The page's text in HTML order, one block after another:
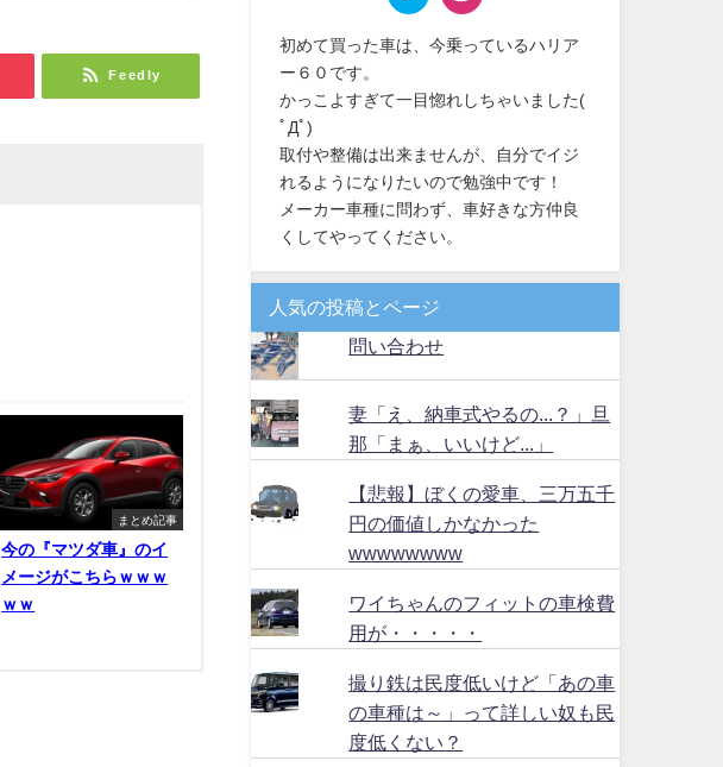
Feedly
まとめ記事
今の『マツダ車』のイ
メージがこちらｗｗｗ
ｗｗ
初めて買った車は、今乗っているハリア
ー６０です。
かっこよすぎて一目惚れしちゃいました(
ﾟДﾟ)
取付や整備は出来ませんが、自分でイジ
れるようになりたいので勉強中です！
メーカー車種に問わず、車好きな方仲良
くしてやってください。
人気の投稿とページ
問い合わせ
妻「え、納車式やるの...？」旦
那「まぁ、いいけど...」
【悲報】ぼくの愛車、三万五千
円の価値しかなかった
wwwwwwww
ワイちゃんのフィットの車検費
用が・・・・・
撮り鉄は民度低いけど「あの車
の車種は～」って詳しい奴も民
度低くない？